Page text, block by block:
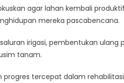
agar lahan kembali
mereka pascabencana.
irigasi, pembentukan ulang
tanam.
tercepat dalam